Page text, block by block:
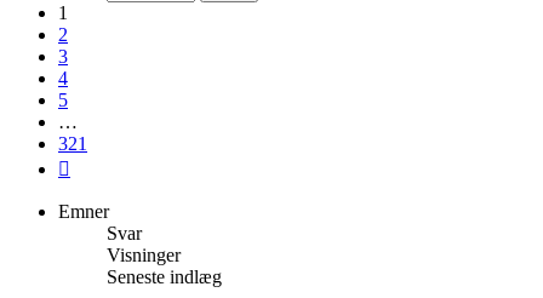
1
2
3
4
5
…
321
Emner
Svar
Visninger
Seneste indlæg